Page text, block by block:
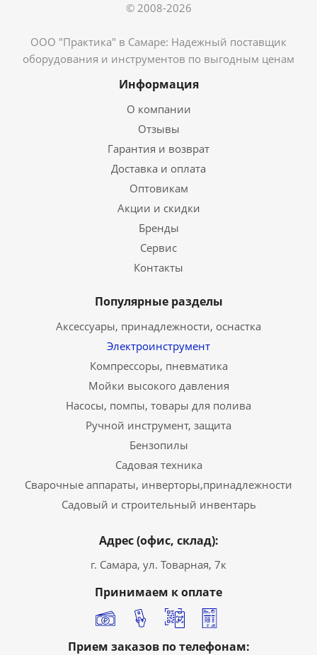
© 2008-2026
ООО "Практика" в Самаре: Надежный поставщик
оборудования и инструментов по выгодным ценам
Информация
О компании
Отзывы
Гарантия и возврат
Доставка и оплата
Оптовикам
Акции и скидки
Бренды
Сервис
Контакты
Популярные разделы
Аксессуары, принадлежности, оснастка
Электроинструмент
Компрессоры, пневматика
Мойки высокого давления
Насосы, помпы, товары для полива
Ручной инструмент, защита
Бензопилы
Садовая техника
Сварочные аппараты, инверторы,принадлежности
Садовый и строительный инвентарь
Адрес (офис, склад):
г. Самара, ул. Товарная, 7к
Принимаем к оплате
Прием заказов по телефонам: